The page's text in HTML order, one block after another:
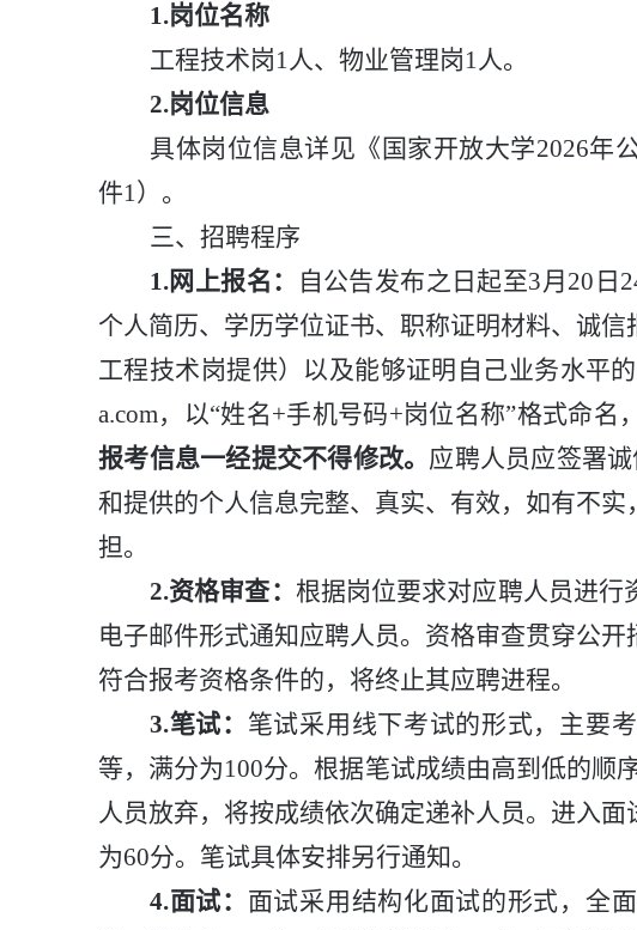
1.岗位名称
工程技术岗1人、 物业管理岗1人。
2.岗位信息
具体岗位信息详见《国家开放大学2026年
件1）。
三、招聘程序
1.网上报名： 自公告发布之日起至3月 20 日
个人简历、学历学位证书、 职称证明材料、诚信
工程技术岗提供）以及能够证明自己业务水平
a.com，以“姓名+手机号码+岗位名称”格式命名
报考信息一经提交不得修改。 应聘人员应签署
和提供的个人信息完整、真实、有效，如有不
担。
2.资格审查： 根据岗位要求对应聘人员进行
电子邮件形式通知应聘人员。资格审查贯穿公
符合报考资格条件的，将终止其应聘进程。
3.笔试： 笔试采用线下考试的形式， 主要
等，满分为100分。根据笔试成绩由高到低的顺
人员放弃，将按成绩依次确定递补人员。 进入面
为60分。 笔试具体安排另行通知。
4.面试： 面试采用结构化面试的形式，全